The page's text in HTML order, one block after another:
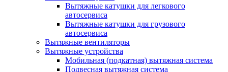
Вытяжные катушки для легкового
автосервиса
Вытяжные катушки для грузового
автосервиса
Вытяжные вентиляторы
Вытяжные устройства
Мобильная (подкатная) вытяжная система
Подвесная вытяжная система